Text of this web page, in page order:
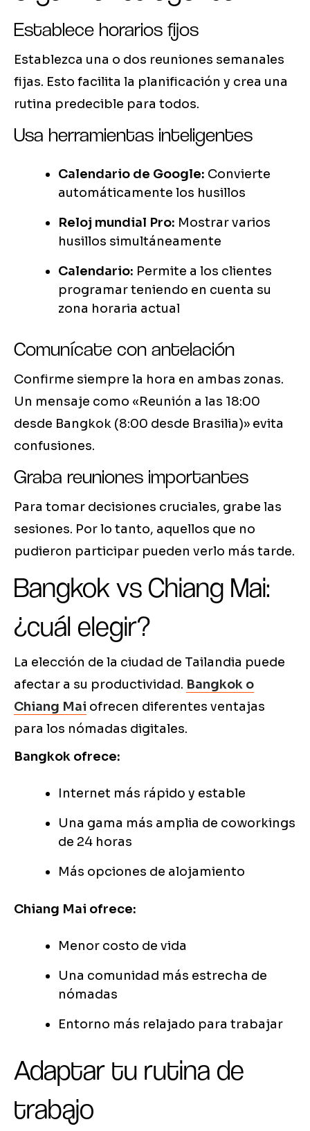
Establece horarios fijos
Establezca una o dos reuniones semanales
fijas. Esto facilita la planificación y crea una
rutina predecible para todos.
Usa herramientas inteligentes
Calendario de Google: Convierte
automáticamente los husillos
Reloj mundial Pro: Mostrar varios
husillos simultáneamente
Calendario: Permite a los clientes
programar teniendo en cuenta su
zona horaria actual
Comunícate con antelación
Confirme siempre la hora en ambas zonas.
Un mensaje como «Reunión a las 18:00
desde Bangkok (8:00 desde Brasilia)» evita
confusiones.
Graba reuniones importantes
Para tomar decisiones cruciales, grabe las
sesiones. Por lo tanto, aquellos que no
pudieron participar pueden verlo más tarde.
Bangkok vs Chiang Mai:
¿cuál elegir?
La elección de la ciudad de Tailandia puede
afectar a su productividad. Bangkok o
Chiang Mai ofrecen diferentes ventajas
para los nómadas digitales.
Bangkok ofrece:
Internet más rápido y estable
Una gama más amplia de coworkings
de 24 horas
Más opciones de alojamiento
Chiang Mai ofrece:
Menor costo de vida
Una comunidad más estrecha de
nómadas
Entorno más relajado para trabajar
Adaptar tu rutina de
trabajo